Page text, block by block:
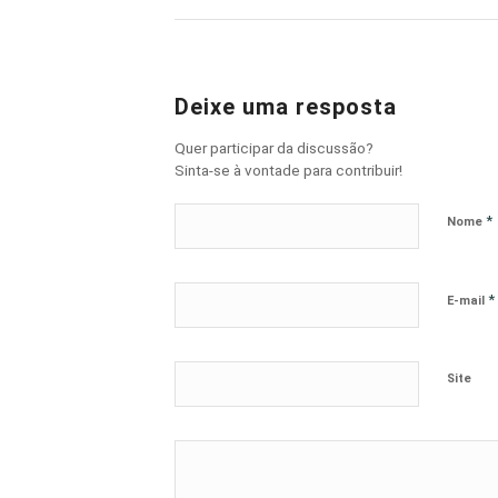
Deixe uma resposta
Quer participar da discussão?
Sinta-se à vontade para contribuir!
Nome *
E-mail *
Site